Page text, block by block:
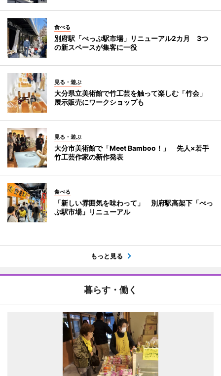
食べる
別府駅「べっぷ駅市場」リニューアル2カ月 3つ
の新スペースが集客に一役
見る・遊ぶ
大分県立美術館で竹工芸を触って楽しむ「竹会」
展示販売にワークショップも
見る・遊ぶ
大分市美術館で「Meet Bamboo！」 先人×若手
竹工芸作家の新作発表
食べる
「新しい雰囲気を味わって」 別府駅高架下「べっ
ぷ駅市場」リニューアル
もっと見る
暮らす・働く